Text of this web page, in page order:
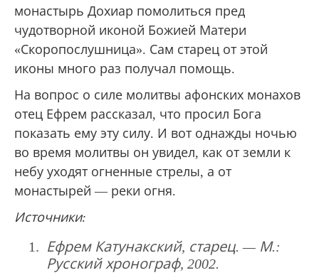
монастырь Дохиар помолиться пред
чудотворной иконой Божией Матери
«Скоропослушница». Сам старец от этой
иконы много раз получал помощь.
На вопрос о силе молитвы афонских монахов
отец Ефрем рассказал, что просил Бога
показать ему эту силу. И вот однажды ночью
во время молитвы он увидел, как от земли к
небу уходят огненные стрелы, а от
монастырей — реки огня.
Источники:
Ефрем Катунакский, старец. — М.:
Русский хронограф, 2002.